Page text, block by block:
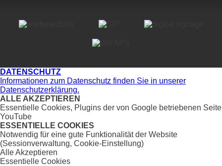
DATENSCHUTZ
Informationen zum Datenschutz finden Sie in unserer
Datenschutzerklärung.
ALLE AKZEPTIEREN
Essentielle Cookies, Plugins der von Google betriebenen Seite
YouTube
ESSENTIELLE COOKIES
Notwendig für eine gute Funktionalität der Website
(Sessionverwaltung, Cookie-Einstellung)
Alle Akzeptieren
Essentielle Cookies